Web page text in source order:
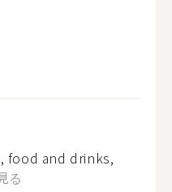
food and drinks,
る